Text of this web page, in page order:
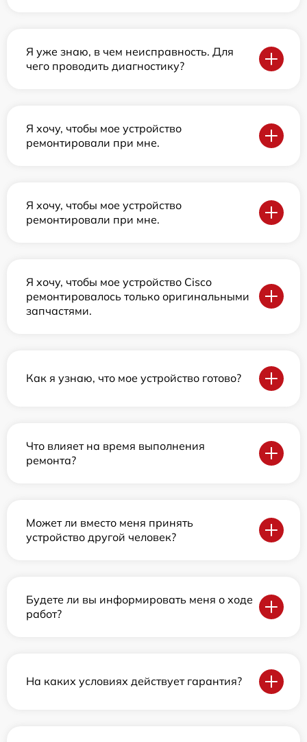
Я уже знаю, в чем неисправность. Для
чего проводить диагностику?
Я хочу, чтобы мое устройство
ремонтировали при мне.
Я хочу, чтобы мое устройство
ремонтировали при мне.
Я хочу, чтобы мое устройство Cisco
ремонтировалось только оригинальными
запчастями.
Как я узнаю, что мое устройство готово?
Что влияет на время выполнения
ремонта?
Может ли вместо меня принять
устройство другой человек?
Будете ли вы информировать меня о ходе
работ?
На каких условиях действует гарантия?